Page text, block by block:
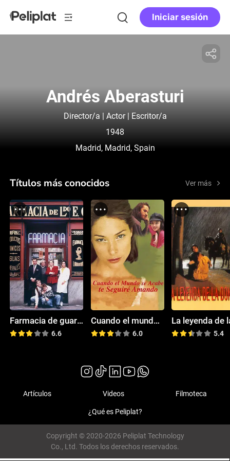
Iniciar sesión
Andrés Aberasturi
Director/a | Actor | Escritor/a
1948
Madrid, Madrid, Spain
Títulos más conocidos Ver más
Farmacia de guardia
6.6
Cuando el mundo se acabe te seguiré amando
6.0 5.4
Artículos Videos Filmoteca
¿Qué es Peliplat?
Copyright © 2020-2026 Peliplat Technology
Co., Ltd. Todos los derechos reservados.